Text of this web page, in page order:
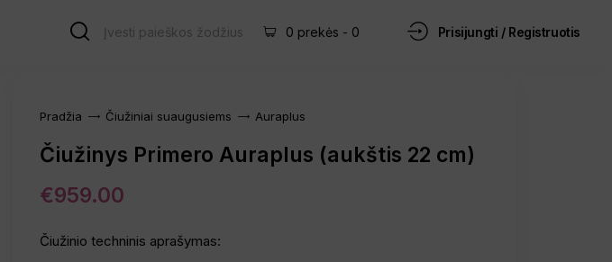
0 prekės - 0 Prisijungti / Registruotis
Pradžia Čiužiniai suaugusiems Auraplus
Čiužinys Primero Auraplus (aukštis 22 cm)
€959.00
Čiužinio techninis aprašymas: